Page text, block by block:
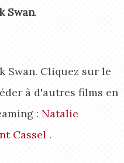
Swan.
Swan. Cliquez sur le
à d'autres films en
: Natalie
Cassel .